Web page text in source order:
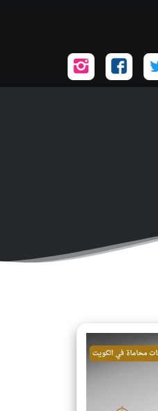
تابعنا
على
تابعنا
على
على